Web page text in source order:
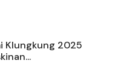
Klungkung 2025